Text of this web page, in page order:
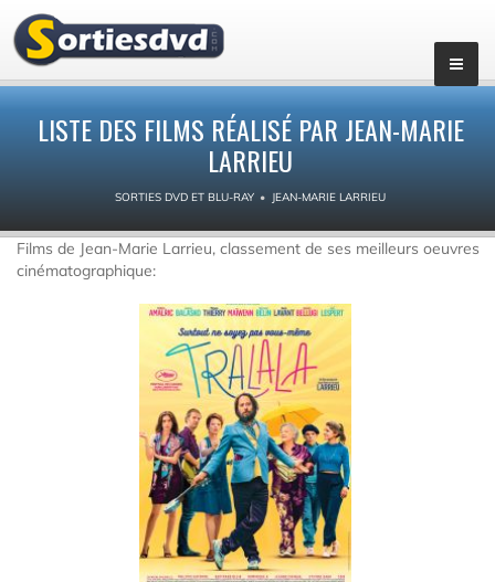
LISTE DES FILMS RÉALISÉ PAR JEAN-MARIE
LARRIEU
SORTIES DVD ET BLU-RAY JEAN-MARIE LARRIEU
Films de Jean-Marie Larrieu, classement de ses meilleurs oeuvres
cinématographique: